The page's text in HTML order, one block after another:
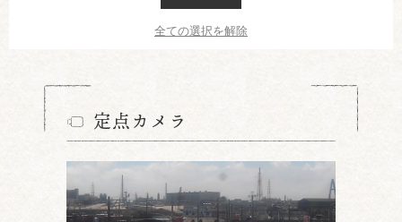
全ての選択を解除
定点カメラ